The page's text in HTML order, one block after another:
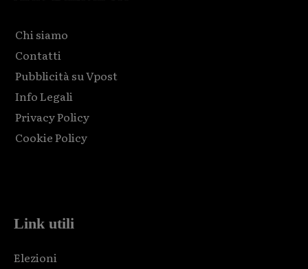
Chi siamo
Contatti
Pubblicità su Vpost
Info Legali
Privacy Policy
Cookie Policy
Link utili
Elezioni